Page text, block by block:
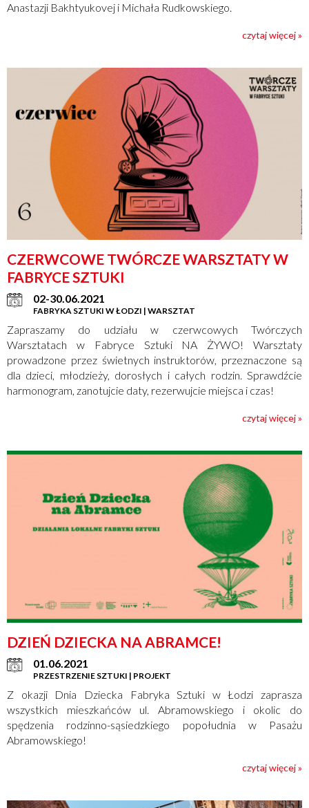
Anastazji Bakhtyukovej i Michała Rudkowskiego.
czytaj więcej »
CZERWCOWE TWÓRCZE WARSZTATY W
FABRYCE SZTUKI
02-30.06.2021
FABRYKA SZTUKI W ŁODZI | WARSZTAT
Zapraszamy do udziału w czerwcowych Twórczych
Warsztatach w Fabryce Sztuki NA ŻYWO! Warsztaty
prowadzone przez świetnych instruktorów, przeznaczone są
dla dzieci, młodzieży, dorosłych i całych rodzin. Sprawdźcie
harmonogram, zanotujcie daty, rezerwujcie miejsca i czas!
czytaj więcej »
DZIEŃ DZIECKA NA ABRAMCE!
01.06.2021
PRZESTRZENIE SZTUKI | PROJEKT
Z okazji Dnia Dziecka Fabryka Sztuki w Łodzi zaprasza
wszystkich mieszkańców ul. Abramowskiego i okolic do
spędzenia rodzinno-sąsiedzkiego popołudnia w Pasażu
Abramowskiego!
czytaj więcej »